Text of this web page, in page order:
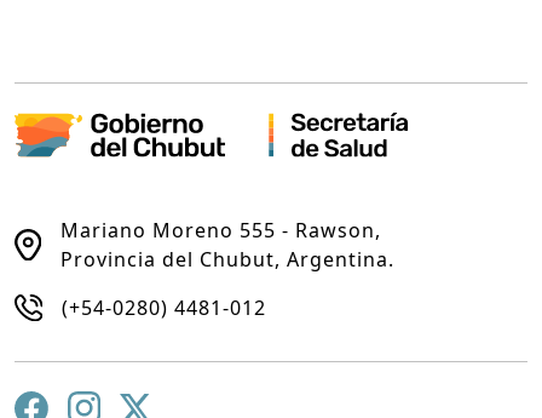
Mariano Moreno 555 - Rawson,
Provincia del Chubut, Argentina.
(+54-0280) 4481-012